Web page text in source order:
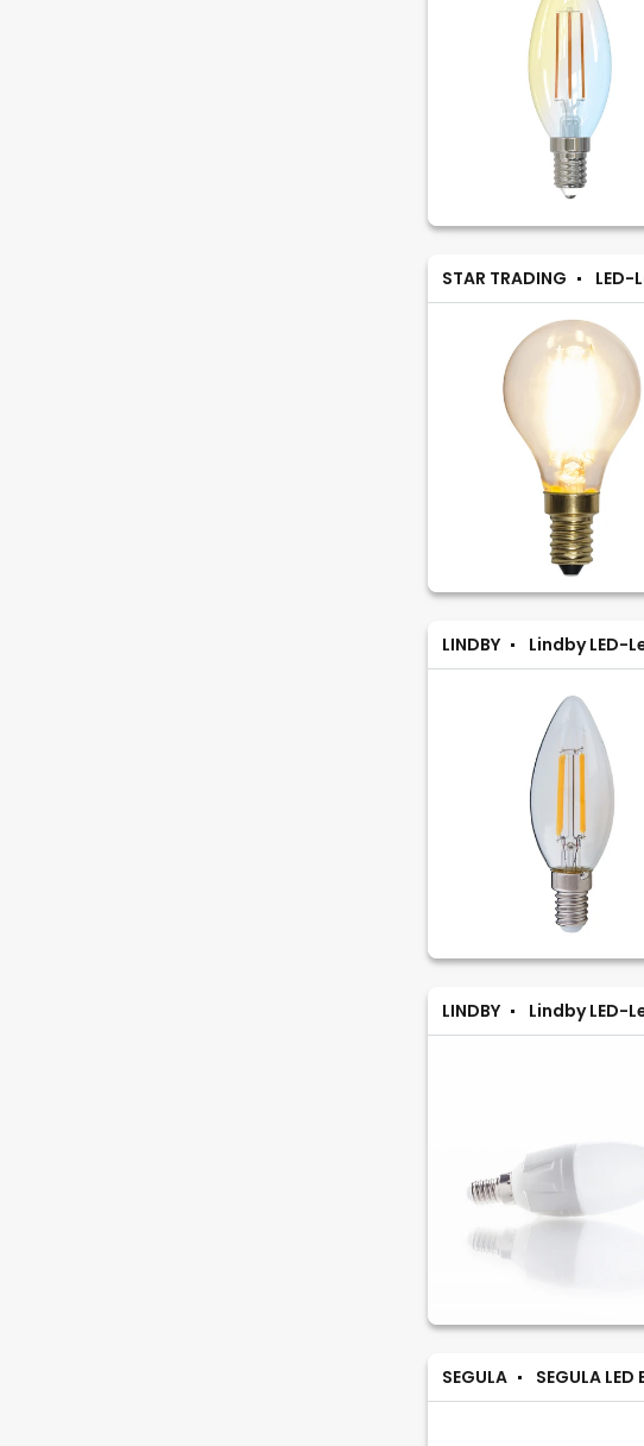
STAR TRADING LED-
LINDBY Lindby LED-
LINDBY Lindby LED-
SEGULA SEGULA